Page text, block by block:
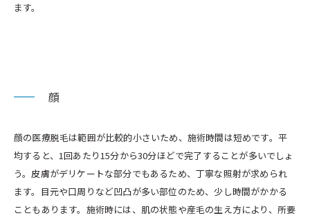
ます。
顔
顔の医療脱毛は範囲が比較的小さいため、施術時間は短めです。平
均すると、1回あたり15分から30分ほどで完了することが多いでしょ
う。皮膚がデリケートな部分でもあるため、丁寧な照射が求められ
ます。目元や口周りなど凹凸が多い部位のため、少し時間がかかる
こともあります。施術時には、肌の状態や産毛の生え方により、所要